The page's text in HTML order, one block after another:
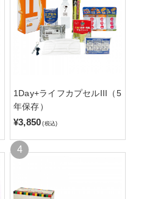
1Day+ライフカプセルIII（5
年保存）
¥3,850 (税込)